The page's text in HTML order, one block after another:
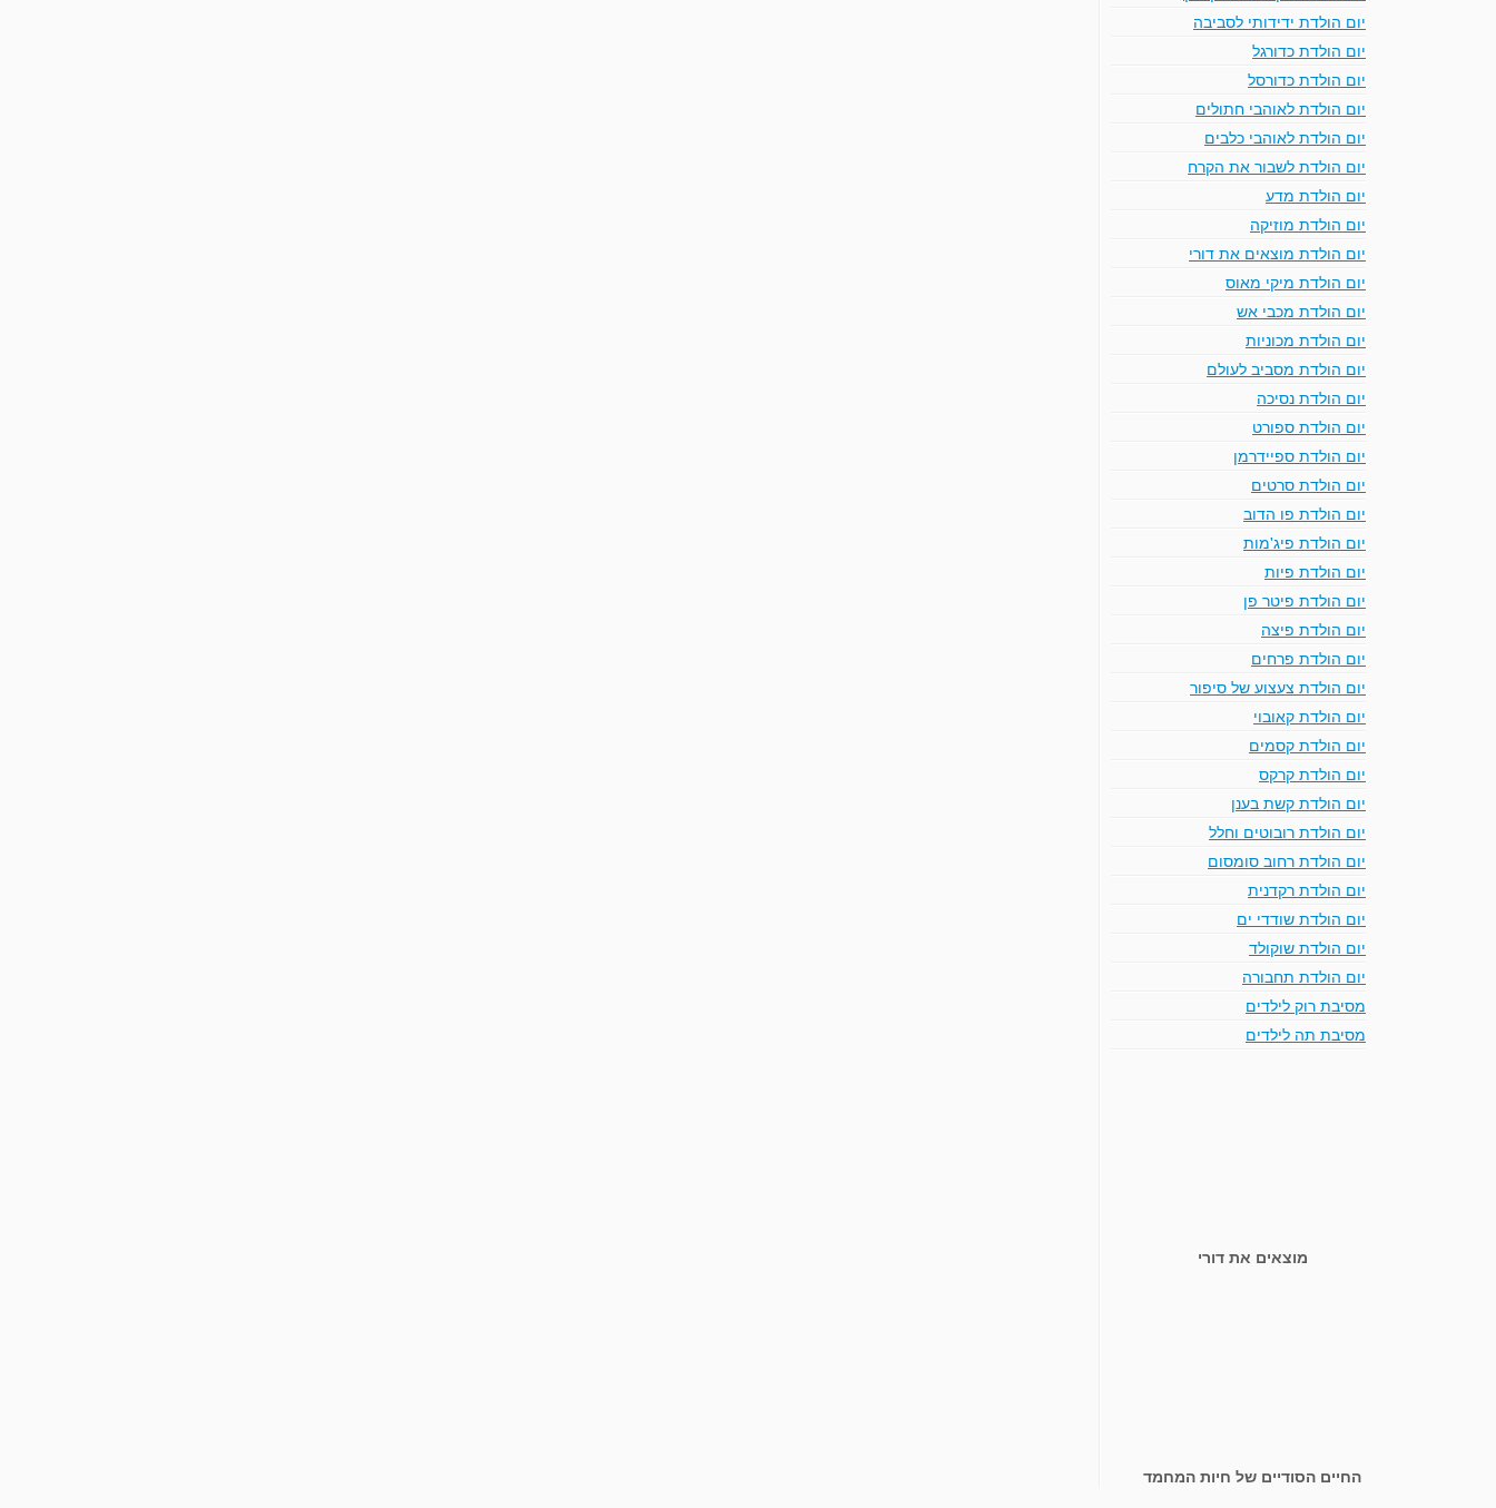
יום הולדת ידידותי לסביבה
יום הולדת כדורגל
יום הולדת כדורסל
יום הולדת לאוהבי חתולים
יום הולדת לאוהבי כלבים
יום הולדת לשבור את הקרח
יום הולדת מדע
יום הולדת מוזיקה
יום הולדת מוצאים את דורי
יום הולדת מיקי מאוס
יום הולדת מכבי אש
יום הולדת מכוניות
יום הולדת מסביב לעולם
יום הולדת נסיכה
יום הולדת ספורט
יום הולדת ספיידרמן
יום הולדת סרטים
יום הולדת פו הדוב
יום הולדת פיג'מות
יום הולדת פיות
יום הולדת פיטר פן
יום הולדת פיצה
יום הולדת פרחים
יום הולדת צעצוע של סיפור
יום הולדת קאובוי
יום הולדת קסמים
יום הולדת קרקס
יום הולדת קשת בענן
יום הולדת רובוטים וחלל
יום הולדת רחוב סומסום
יום הולדת רקדנית
יום הולדת שודדי ים
יום הולדת שוקולד
יום הולדת תחבורה
מסיבת רוק לילדים
מסיבת תה לילדים
מוצאים את דורי
החיים הסודיים של חיות המחמד